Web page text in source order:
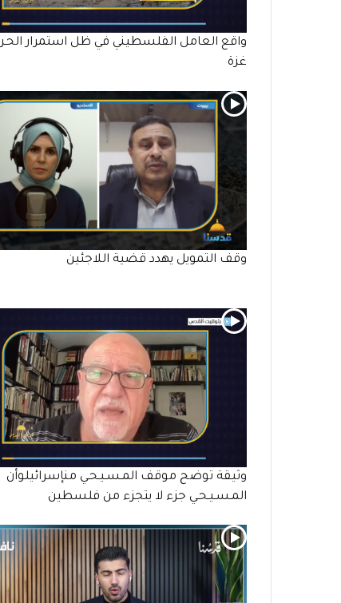
واقع العامل الفلسطيني في ظل استمرار
غزة
وقف التمويل يهدد قضية اللاجئين
وثيقة توضح موقف المـسـيـحـي منإسرائيلوأن
المـسـيـحـي جزء لا يتجزء من فلسطين